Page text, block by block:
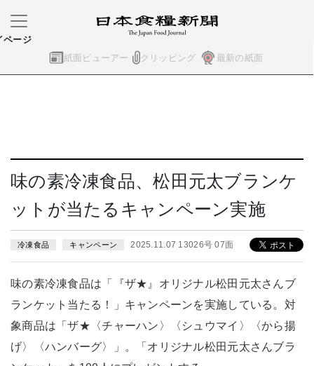
紙面ビューアー クリッピング 最新の紙面
ページ
味の素冷凍食品、松田元太ブランケ
ットが当たるキャンペーン実施
冷凍食品 キャンペーン 2025.11.07 13026号 07面
味の素冷凍食品は「『ザ★』オリジナル松田元太さんブ
ランケット当たる！」キャンペーンを実施している。対
象商品は「ザ★〈チャーハン〉〈シュウマイ〉〈から揚
げ〉〈ハンバーグ〉」。「オリジナル松田元太さんブラ